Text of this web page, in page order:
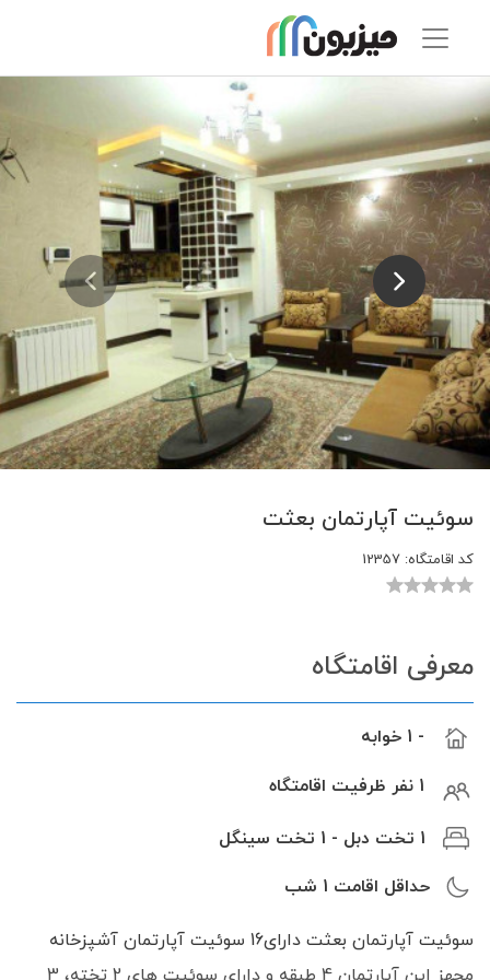
سوئیت آپارتمان بعثت
کد اقامتگاه:
معرفی اقامتگاه
- 1 خوابه
1 نفر ظرفیت اقامتگاه
1 تخت دبل - 1 تخت سینگل
حداقل اقامت 1 شب
سوئیت آپارتمان بعثت دارای16 سوئیت آپارتمان آشپزخانه